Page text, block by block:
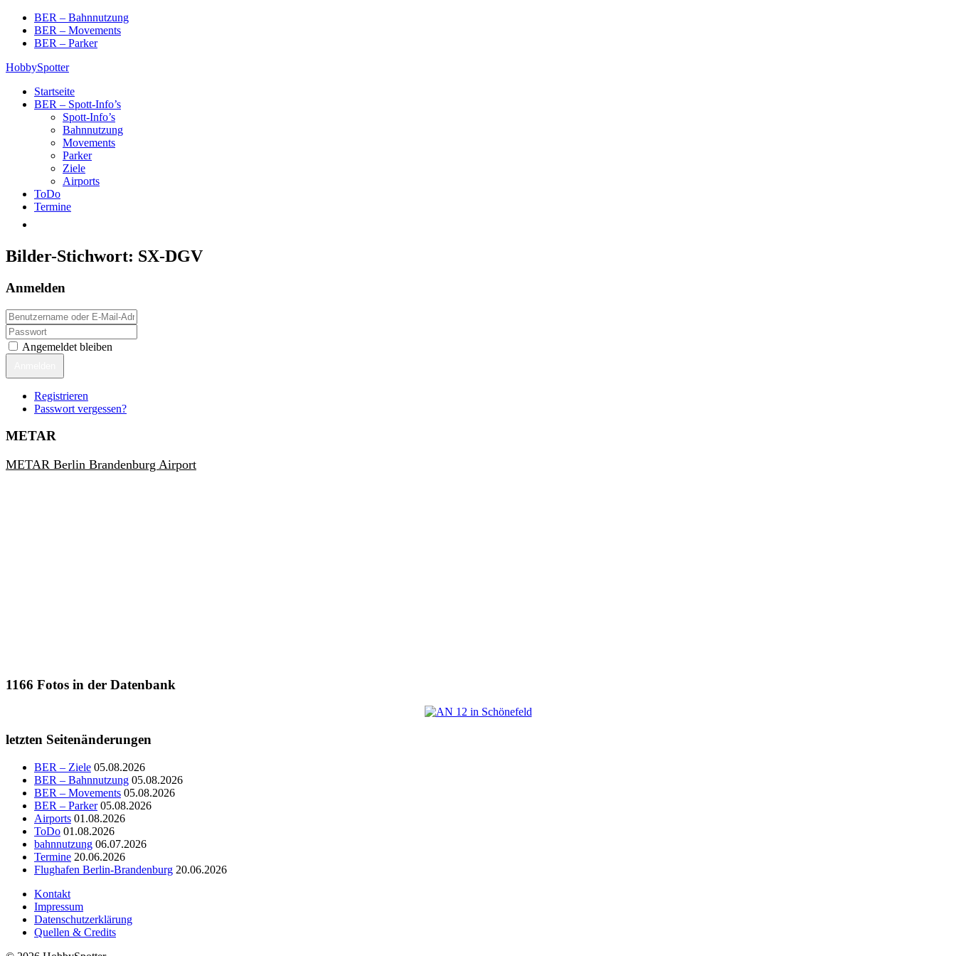
Skip
content
BER – Bahnnutzung
BER – Movements
BER – Parker
HobbySpotter
Startseite
BER – Spott-Info’s
Spott-Info’s
Bahnnutzung
Movements
Parker
Ziele
Airports
ToDo
Termine
Bilder-Stichwort: SX-DGV
Anmelden
Angemeldet bleiben
Registrieren
Passwort vergessen?
METAR
METAR Berlin Brandenburg Airport
1166 Fotos in der Datenbank
letzten Seitenänderungen
BER – Ziele 05.08.2026
BER – Bahnnutzung 05.08.2026
BER – Movements 05.08.2026
BER – Parker 05.08.2026
Airports 01.08.2026
ToDo 01.08.2026
bahnnutzung 06.07.2026
Termine 20.06.2026
Flughafen Berlin-Brandenburg 20.06.2026
Kontakt
Impressum
Datenschutzerklärung
Quellen & Credits